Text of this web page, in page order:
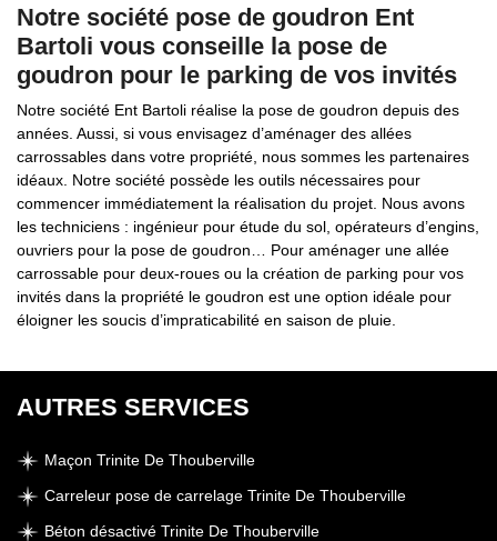
Notre société pose de goudron Ent
Bartoli vous conseille la pose de
goudron pour le parking de vos invités
Notre société Ent Bartoli réalise la pose de goudron depuis des
années. Aussi, si vous envisagez d’aménager des allées
carrossables dans votre propriété, nous sommes les partenaires
idéaux. Notre société possède les outils nécessaires pour
commencer immédiatement la réalisation du projet. Nous avons
les techniciens : ingénieur pour étude du sol, opérateurs d’engins,
ouvriers pour la pose de goudron… Pour aménager une allée
carrossable pour deux-roues ou la création de parking pour vos
invités dans la propriété le goudron est une option idéale pour
éloigner les soucis d’impraticabilité en saison de pluie.
AUTRES SERVICES
Maçon Trinite De Thouberville
Carreleur pose de carrelage Trinite De Thouberville
Béton désactivé Trinite De Thouberville